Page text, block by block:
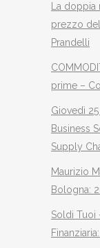
La doppia
prezzo
Prandelli
prime –
Giovedì
Business
Supply
Maurizio
Bologna:
Soldi Tuoi